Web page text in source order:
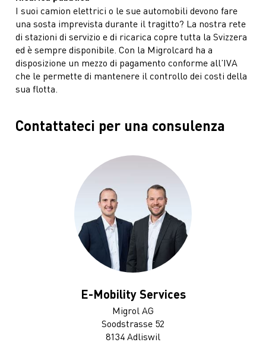
I suoi camion elettrici o le sue automobili devono fare
una sosta imprevista durante il tragitto? La nostra rete
di stazioni di servizio e di ricarica copre tutta la Svizzera
ed è sempre disponibile. Con la Migrolcard ha a
disposizione un mezzo di pagamento conforme all’IVA
che le permette di mantenere il controllo dei costi della
sua flotta.
Contattateci per una consulenza
E-Mobility Services
Migrol AG
Soodstrasse 52
8134 Adliswil